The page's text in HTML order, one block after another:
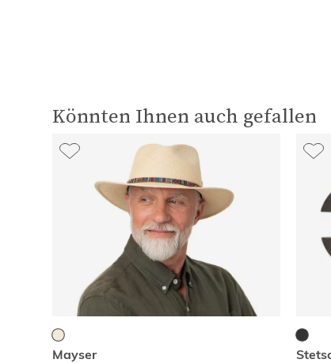
Könnten Ihnen auch gefallen
Mayser